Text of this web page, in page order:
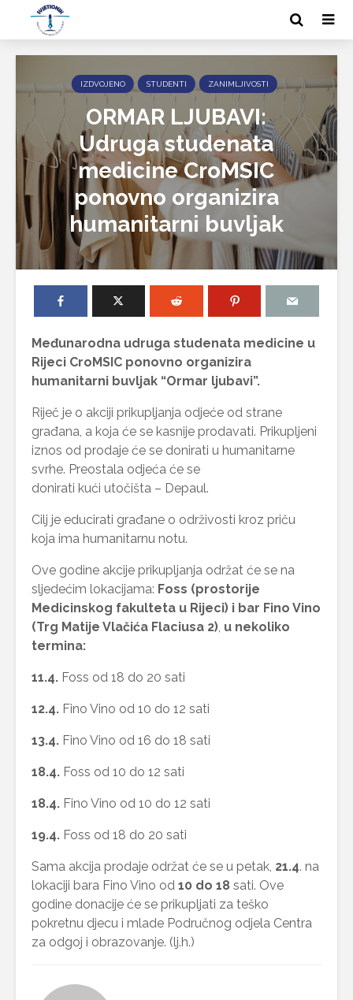
IZDVOJENO STUDENTI ZANIMLJIVOSTI
ORMAR LJUBAVI:
Udruga studenata
medicine CroMSIC
ponovno organizira
humanitarni buvljak
Međunarodna udruga studenata medicine u
Rijeci CroMSIC ponovno organizira
humanitarni buvljak “Ormar ljubavi”.
Riječ je o akciji prikupljanja odjeće od strane
građana, a koja će se kasnije prodavati. Prikupljeni
iznos od prodaje će se donirati u humanitarne
svrhe. Preostala odjeća će se
donirati kući utočišta – Depaul.
Cilj je educirati građane o održivosti kroz priču
koja ima humanitarnu notu.
Ove godine akcije prikupljanja održat će se na
sljedećim lokacijama: Foss (prostorije
Medicinskog fakulteta u Rijeci) i bar Fino Vino
(Trg Matije Vlačića Flaciusa 2) u nekoliko
termina:
11.4. Foss od 18 do 20 sati
12.4. Fino Vino od 10 do 12 sati
13.4. Fino Vino od 16 do 18 sati
18.4. Foss od 10 do 12 sati
18.4. Fino Vino od 10 do 12 sati
19.4. Foss od 18 do 20 sati
Sama akcija prodaje održat će se u petak, 21.4. na
lokaciji bara Fino Vino od 10 do 18 sati. Ove
godine donacije će se prikupljati za teško
pokretnu djecu i mlade Područnog odjela Centra
za odgoj i obrazovanje. (lj.h.)